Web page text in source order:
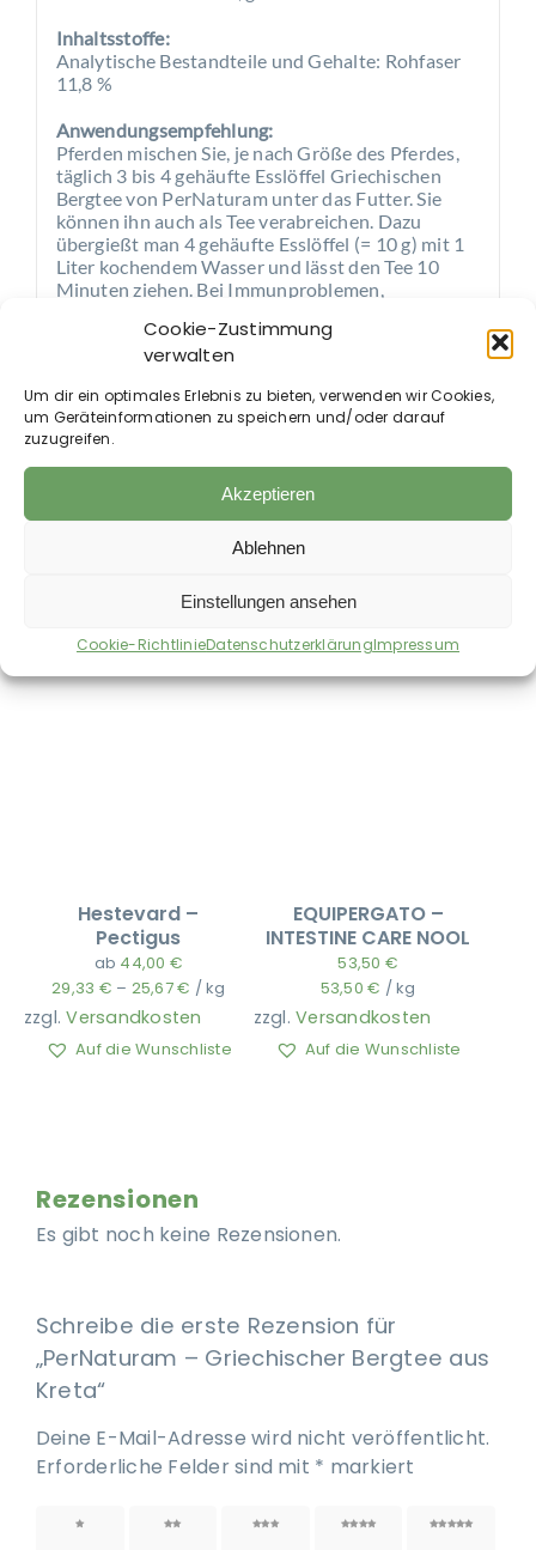
Cookie-Zustimmung
verwalten
Um dir ein optimales Erlebnis zu bieten, verwenden wir Cookies,
um Geräteinformationen zu speichern und/oder darauf
zuzugreifen.
Akzeptieren
Ablehnen
Einstellungen ansehen
Cookie-RichtlinieDatenschutzerklärungImpressum
Inhaltsstoffe:
Analytische Bestandteile und Gehalte: Rohfaser
11,8 %
Anwendungsempfehlung:
Pferden mischen Sie, je nach Größe des Pferdes,
täglich 3 bis 4 gehäufte Esslöffel Griechischen
Bergtee von PerNaturam unter das Futter. Sie
können ihn auch als Tee verabreichen. Dazu
übergießt man 4 gehäufte Esslöffel (= 10 g) mit 1
Liter kochendem Wasser und lässt den Tee 10
Minuten ziehen. Bei Immunproblemen,
Hunden gibt man kurweise 1 Teelöffel bis 1
überbrüht, wenigstens 4 Wochen lang.
Hestevard –
Pectigus
ab 44,00 €
29,33 € – 25,67€ /kg
zzgl.Versandkosten
Auf die Wunschliste
EQUIPERGATO –
INTESTINE CARE NOOL
53,50 €
53,50€ /kg
zzgl.Versandkosten
Auf die Wunschliste
Rezensionen
Es gibt noch keine Rezensionen.
Schreibe die erste Rezension für
„PerNaturam – Griechischer Bergtee aus
Kreta“
Deine E-Mail-Adresse wird nicht veröffentlicht.
Erforderliche Felder sind mit * markiert
1 von 2 von 3 von 4 von 5 von